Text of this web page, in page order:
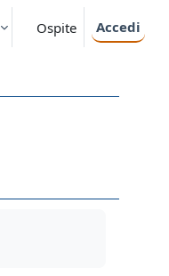
Ospite Accedi